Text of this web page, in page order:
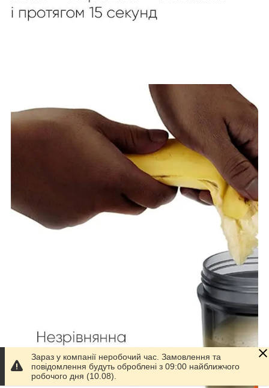
Зараз у компанії неробочий час. Замовлення та
повідомлення будуть оброблені з 09:00 найближчого
робочого дня (10.08).